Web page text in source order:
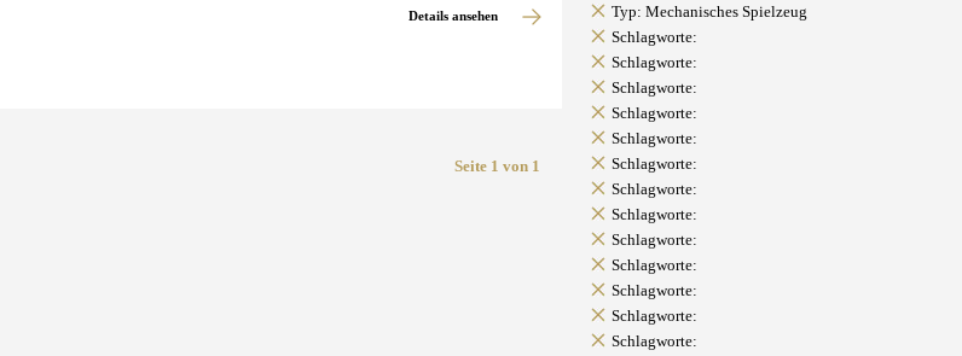
Details ansehen
Seite 1 von 1
Typ: Mechanisches Spielzeug
Schlagworte:
Schlagworte:
Schlagworte:
Schlagworte:
Schlagworte:
Schlagworte:
Schlagworte:
Schlagworte:
Schlagworte:
Schlagworte:
Schlagworte:
Schlagworte:
Schlagworte: